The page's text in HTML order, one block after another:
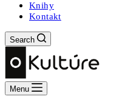
Knihy
Kontakt
Search
Menu